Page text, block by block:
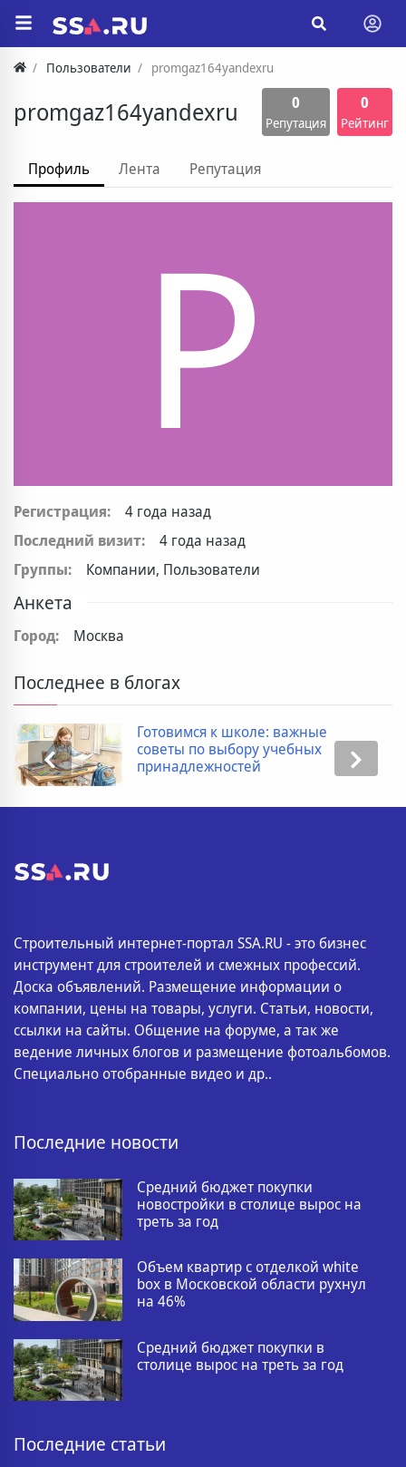
Пользователи promgaz164yandexru
promgaz164yandexru 0
Репутация
0
Рейтинг
Профиль Лента Репутация
P
Регистрация:
4 года назад
Последний визит:
4 года назад
Группы:
Компании, Пользователи
Анкета
Город: Москва
Последнее в блогах
Готовимся к школе: важные
советы по выбору учебных
принадлежностей
Строительный интернет-портал SSA.RU - это бизнес
инструмент для строителей и смежных профессий.
Доска объявлений. Размещение информации о
компании, цены на товары, услуги. Статьи, новости,
ссылки на сайты. Общение на форуме, а так же
ведение личных блогов и размещение фотоальбомов.
Специально отобранные видео и др..
Последние новости
Средний бюджет покупки
новостройки в столице вырос на
треть за год
Объем квартир с отделкой white
box в Московской области рухнул
на 46%
Средний бюджет покупки в
столице вырос на треть за год
Последние статьи